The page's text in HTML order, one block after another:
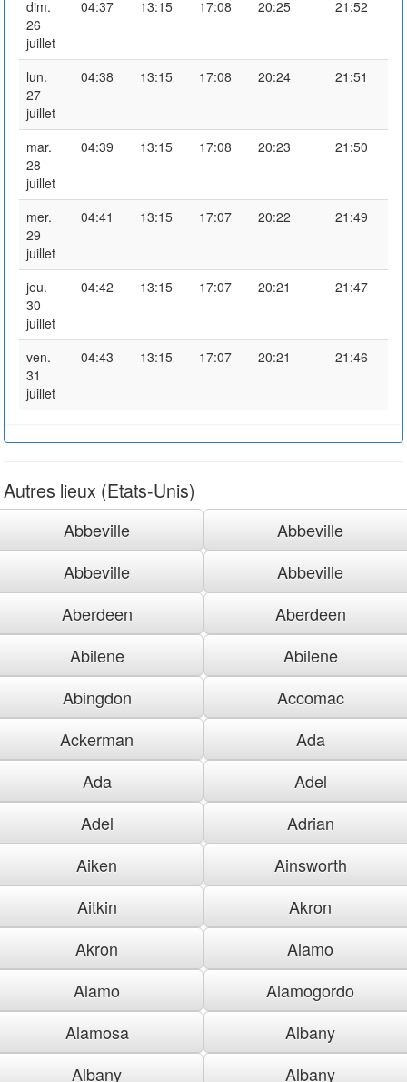
dim.
26
juillet
04:37 13:15 17:08 20:25 21:52
lun.
27
juillet
04:38 13:15 17:08 20:24 21:51
mar.
28
juillet
04:39 13:15 17:08 20:23 21:50
mer.
29
juillet
04:41 13:15 17:07 20:22 21:49
jeu.
30
juillet
04:42 13:15 17:07 20:21 21:47
ven.
31
juillet
04:43 13:15 17:07 20:21 21:46
Autres lieux (Etats-Unis)
Abbeville
Abbeville
Abbeville
Abbeville
Aberdeen
Aberdeen
Abilene
Abilene
Abingdon
Accomac
Ackerman
Ada
Ada
Adel
Adel
Adrian
Aiken
Ainsworth
Aitkin
Akron
Akron
Alamo
Alamo
Alamogordo
Alamosa
Albany
Albany
Albany